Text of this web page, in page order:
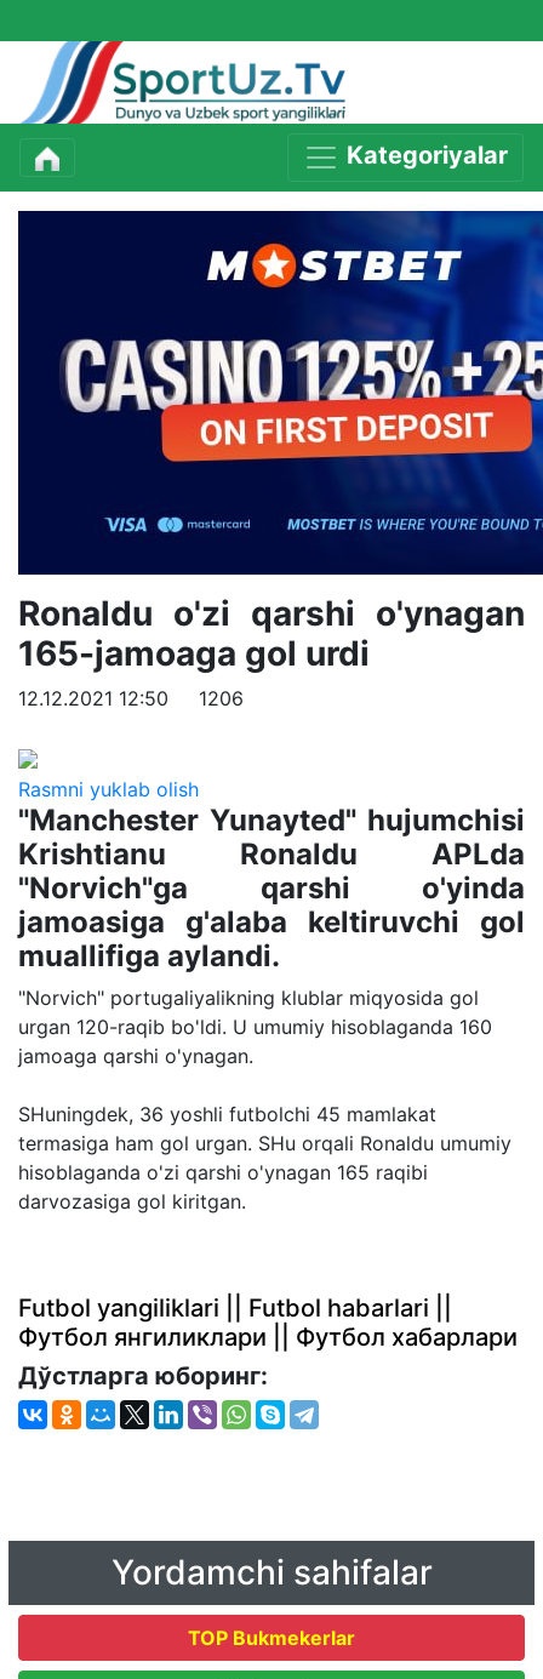
Kategoriyalar
Ronaldu o'zi qarshi o'ynagan
165-jamoaga gol urdi
12.12.2021 12:50 1206
Rasmni yuklab olish
"Manchester Yunayted" hujumchisi
Krishtianu Ronaldu APLda
"Norvich"ga qarshi o'yinda
jamoasiga g'alaba keltiruvchi gol
muallifiga aylandi.
"Norvich" portugaliyalikning klublar miqyosida gol
urgan 120-raqib bo'ldi. U umumiy hisoblaganda 160
jamoaga qarshi o'ynagan.
SHuningdek, 36 yoshli futbolchi 45 mamlakat
termasiga ham gol urgan. SHu orqali Ronaldu umumiy
hisoblaganda o'zi qarshi o'ynagan 165 raqibi
darvozasiga gol kiritgan.
Futbol yangiliklari || Futbol habarlari ||
Футбол янгиликлари || Футбол хабарлари
Дўстларга юборинг:
Yordamchi sahifalar
TOP Bukmekerlar